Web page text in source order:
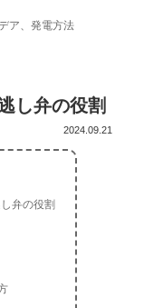
ア、発電方法
し弁の役割
2024.09.21
弁の役割